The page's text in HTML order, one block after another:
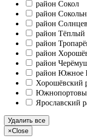
район Сокол
район
район
район Тёплый
район
район
район
район Южное
Хорошёвский
Ярославский
Удалить все
×Close